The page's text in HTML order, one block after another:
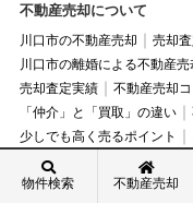
不動産売却について
川口市の不動産売却 売却
川口市の離婚による不動産売
売却査定実績
不動産売却
「仲介」と「買取」の違い
少しでも高く売るポイント
サイトコンテンツ
物件検索 不動産売却